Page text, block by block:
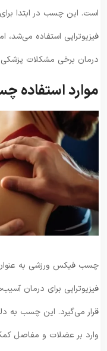
است. این چسب در ابتدا
فیزیوتراپی استفاده
درمان برخی مشکلات پزشکی
موارد
چسب فیکس ورزشی به عنوان
فیزیوتراپی برای درمان
قرار می‌گیرد. این چسب به
وارد بر عضلات و مفاصل